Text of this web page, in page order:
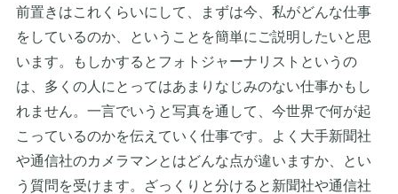
前置きはこれくらいにして、まずは今、私がどんな仕事
をしているのか、ということを簡単にご説明したいと思
います。もしかするとフォトジャーナリストというの
は、多くの人にとってはあまりなじみのない仕事かもし
れません。一言でいうと写真を通して、今世界で何が起
こっているのかを伝えていく仕事です。よく大手新聞社
や通信社のカメラマンとはどんな点が違いますか、とい
う質問を受けます。ざっくりと分けると新聞社や通信社